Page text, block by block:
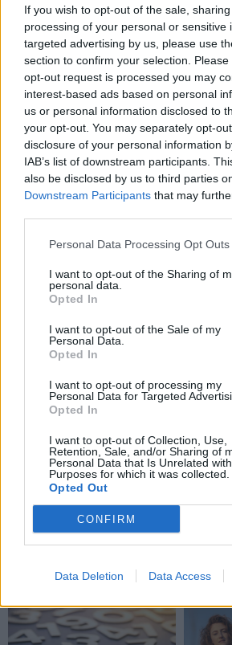
If you wish to opt-out of the sale,
processing of your personal or sensitive
targeted advertising by us, please use
section to confirm your selection.
opt-out request is processed you may
interest-based ads based on personal
us or personal information disclosed to
your opt-out. You may separately opt-
disclosure of your personal information
IAB’s list of downstream participants.
also be disclosed by us to third parties
Downstream Participants that may
Personal Data Processing Opt Outs
I want to opt-out of the Sharing of
personal data.
Opted In
I want to opt-out of the Sale of my
Personal Data.
Opted In
I want to opt-out of processing my
Personal Data for Targeted
Opted In
I want to opt-out of Collection, Use,
Retention, Sale, and/or Sharing of
Personal Data that Is Unrelated
Purposes for which it was collected.
Opted Out
CONFIRM
Data Deletion Data Access
Sutinku sutaisyklėmis
Privacy
Serviceapply.
TAIP PAT
Laisvalaikis
Ar jums pakaks
išradingumo teisingai
išspręsti matematinį
tik vieną degtuką?
(1)
karo